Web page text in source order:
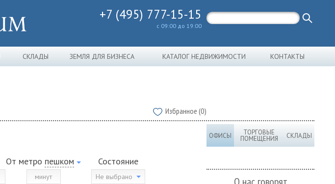
+7 (495) 777-15-15
с 09:00 до 19:00
СКЛАДЫ ЗЕМЛЯ ДЛЯ БИЗНЕСА КАТАЛОГ НЕДВИЖИМОСТИ КОНТАКТЫ
Избранное (0)
От метро пешком Состояние
Не выбрано
ОФИСЫ ТОРГОВЫЕ
ПОМЕЩЕНИЯ СКЛАДЫ